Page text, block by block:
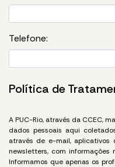
Telefone:
Política de
A PUC-Rio, através da CCEC,
dados pessoais aqui
através de e-mail, aplicativos
newsletters, com informações
Informamos que apenas os